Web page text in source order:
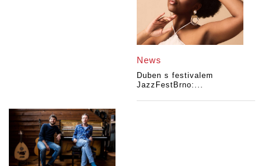
News
Duben s festivalem
JazzFestBrno:...